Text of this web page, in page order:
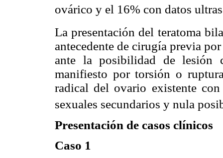
ovárico y el 16% con datos
La presentación del teratoma
antecedente de cirugía previa
ante la posibilidad de lesión
manifiesto por torsión o
radical del ovario existente
sexuales secundarios y nula
Presentación de casos clínicos
Caso 1